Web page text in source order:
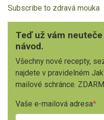
Subscribe to zdravá mouka
Teď už vám
návod.
Všechny nové recepty,
najdete v pravidelném
mailové schránce.
Vaše e-mailová adresa